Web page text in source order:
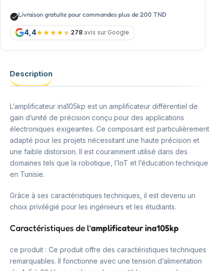
Livraison gratuite pour commandes plus de 200 TND
4,4 278 avis sur Google
Description
L’amplificateur ina105kp est un amplificateur différentiel de
gain d’unité de précision conçu pour des applications
électroniques exigeantes. Ce composant est particulièrement
adapté pour les projets nécessitant une haute précision et
une faible distorsion. Il est couramment utilisé dans des
domaines tels que la robotique, l’IoT et l’éducation technique
en Tunisie.
Grâce à ses caractéristiques techniques, il est devenu un
choix privilégié pour les ingénieurs et les étudiants.
Caractéristiques de l’amplificateur ina105kp
ce produit : Ce produit offre des caractéristiques techniques
remarquables. Il fonctionne avec une tension d’alimentation